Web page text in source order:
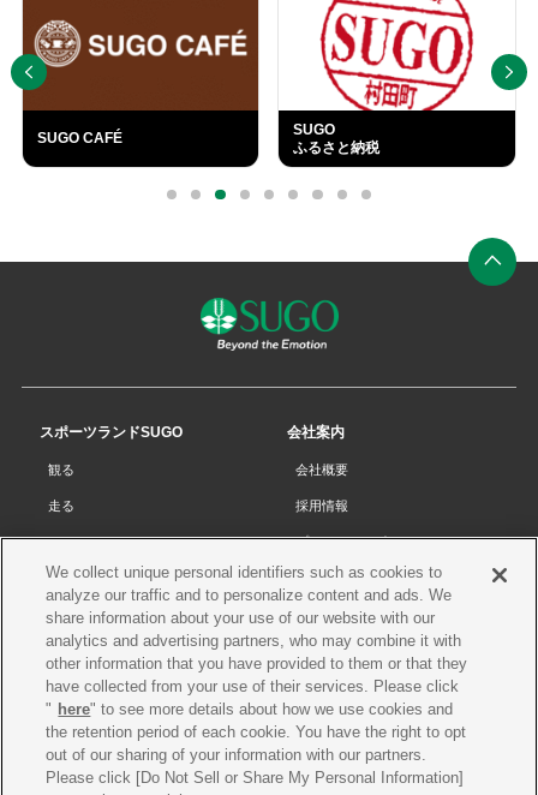
SUGO CAFÉ
SUGO
ふるさと納税
外
部
0 1 2 3 4 5 6 7 8
の
スポーツランドSUGO
観る
走る
チケット
リザルト
コース・施設
SUGOで遊ぼう
スクール
イベントスケジュール
営業案内・アクセス
会社案内
会社概要
採用情報
プライバシーポリシー
Cookieポリシー
サイトマップ
お問い合わせ
プレス申請
We collect unique personal identifiers such as cookies to
analyze our traffic and to personalize content and ads. We
share information about your use of our website with our
analytics and advertising partners, who may combine it with
other information that you have provided to them or that they
have collected from your use of their services. Please click
" here" to see more details about how we use cookies and
the retention period of each cookie. You have the right to opt
out of our sharing of your information with our partners.
Please click [Do Not Sell or Share My Personal Information]